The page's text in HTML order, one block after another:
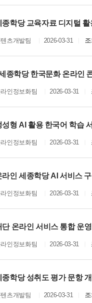
종학당 교육자료 디지털
츠개발팀 2026-03-31
종학당 한국문화 온라인
인정보화팀 2026-03-31
성형 AI 활용 한국어 학습
인정보화팀 2026-03-31
라인 세종학당 AI 서비스
인정보화팀 2026-03-31
단 온라인 서비스 통합 운영
인정보화팀 2026-03-31
종학당 성취도 평가 문항
츠개발팀 2026-03-31